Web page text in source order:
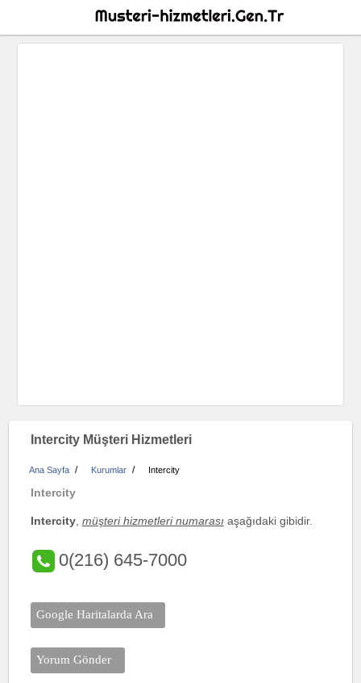
Intercity Müşteri Hizmetleri
Ana Sayfa / Kurumlar / Intercity
Intercity
Intercity, müşteri hizmetleri numarasıaşağıdaki gibidir.
0(216) 645-7000
Google Haritalarda Ara
Yorum Gönder